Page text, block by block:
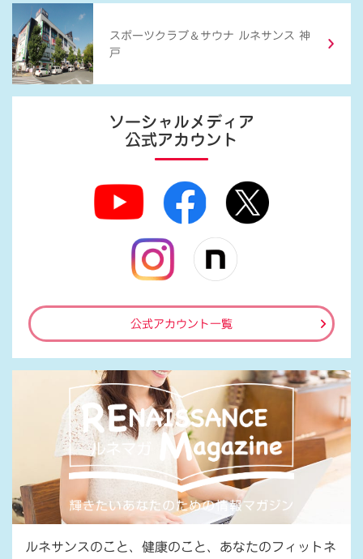
スポーツクラブ ＆ サウナ ルネサンス 神
戸
ソーシャルメディア
公式アカウント
公式アカウント一覧
ルネサンスのこと、健康のこと、あなたのフィットネ